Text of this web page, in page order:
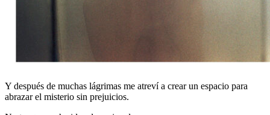
Y después de muchas lágrimas me atreví a crear un espacio para
abrazar el misterio sin prejuicios.